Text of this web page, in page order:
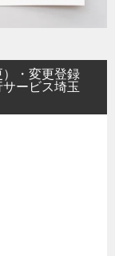
・変更登録
サービス埼玉